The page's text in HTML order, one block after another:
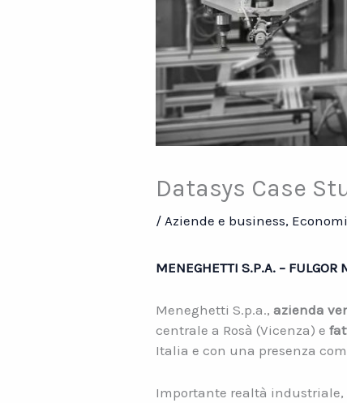
Datasys Case
/ Aziende e business,
MENEGHETTI S.P.A. – FULGOR
Meneghetti S.p.a., azienda
centrale a Rosà (Vicenza) e
Italia e con una presenza
Importante realtà